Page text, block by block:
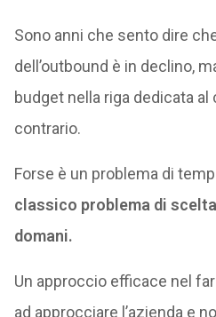
Sono anni che sento dire
dell’outbound è in declino,
budget nella riga dedicata al
contrario.
Forse è un problema di
classico problema di
domani.
Un approccio efficace nel
ad approcciare l’azienda e